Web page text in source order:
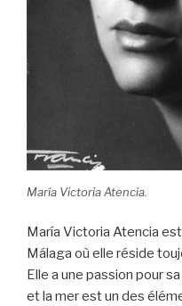
María Victoria Atencia.
María Victoria Atencia
Málaga où elle réside
Elle a une passion pour
et la mer est un des